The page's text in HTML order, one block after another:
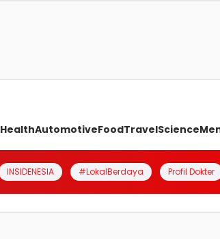
HealthAutomotiveFoodTravelScience
INSIDENESIA #LokalBerdaya Profil Dokter